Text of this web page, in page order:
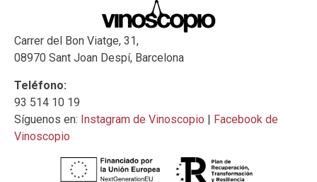
Carrer del Bon Viatge, 31,
08970 Sant Joan Despí, Barcelona
Teléfono:
93 514 10 19
Síguenos en: Instagram de Vinoscopio | Facebook de
Vinoscopio